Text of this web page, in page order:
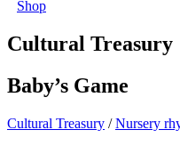
Shop
Cultural Treasury
Baby’s Game
Cultural Treasury /Nursery